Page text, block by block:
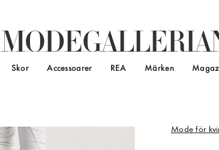
MODEGALLERIA
Skor Accessoarer REA Märken
Mode för